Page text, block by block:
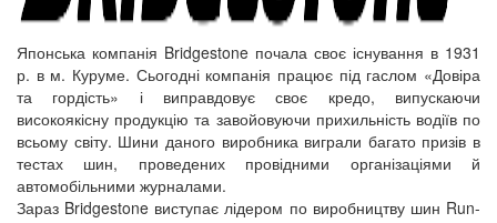
Японська компанія Bridgestone почала своє існування в 1931
р. в м. Куруме. Сьогодні компанія працює під гаслом «Довіра
та гордість» і виправдовує своє кредо, випускаючи
високоякісну продукцію та завойовуючи прихильність водіїв по
всьому світу. Шини даного виробника виграли багато призів в
тестах шин, проведених провідними організаціями й
автомобільними журналами.
Зараз Bridgestone виступає лідером по виробництву шин Run-